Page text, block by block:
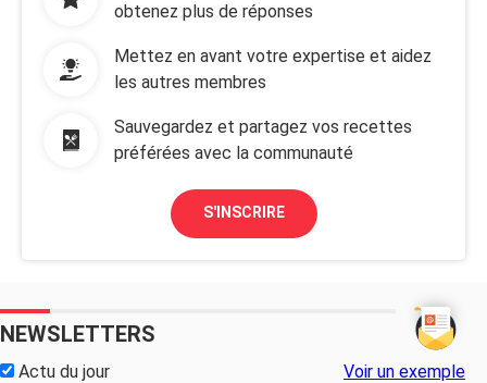
obtenez plus de réponses
Mettez en avant votre expertise et aidez
les autres membres
Sauvegardez et partagez vos recettes
préférées avec la communauté
S'INSCRIRE
NEWSLETTERS
Actu du jour Voir un exemple